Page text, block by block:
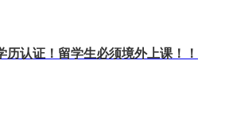
历认证！留学生必须境外上课！！